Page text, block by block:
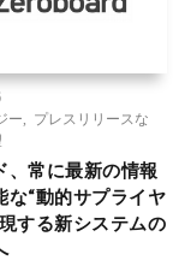
ー
プレスリリースな
、常に最新の情報
な“動的サプライヤ
する新システムの